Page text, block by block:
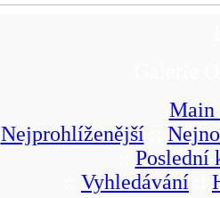
Main
Nejprohlíženější::
Poslední
Vyhledávání